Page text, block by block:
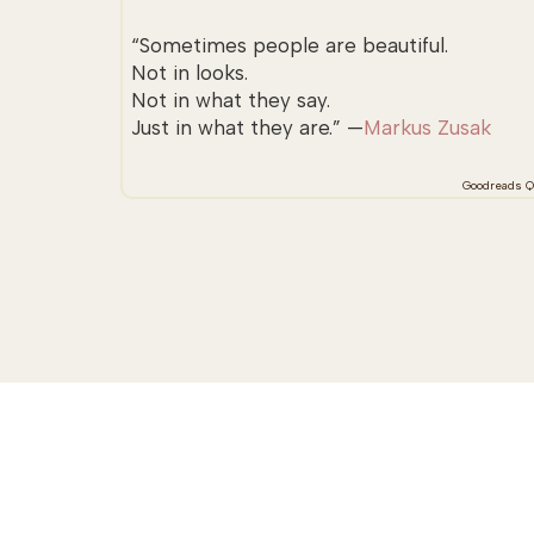
“Sometimes people are beautiful.
Not in looks.
Not in what they say.
Just in what they are.” —Markus Zusak
Goodreads